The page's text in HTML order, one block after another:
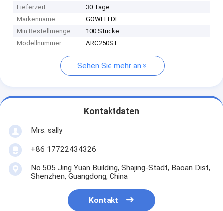
Lieferzeit
30 Tage
Markenname
GOWELLDE
Min Bestellmenge
100 Stücke
Modellnummer
ARC250ST
Sehen Sie mehr an
Kontaktdaten
Mrs. sally
+86 17722434326
No.505 Jing Yuan Building, Shajing-Stadt, Baoan Dist,
Shenzhen, Guangdong, China
Kontakt